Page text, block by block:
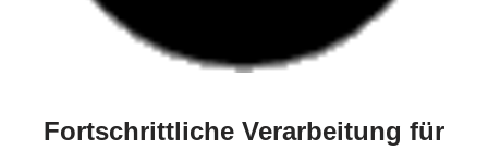
Fortschrittliche Verarbeitung für